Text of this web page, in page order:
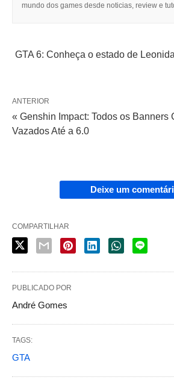
mundo dos games desde noticias, review e
GTA 6: Conheça o estado de
ANTERIOR
« Genshin Impact: Todos os Banners
Vazados Até a 6.0
Deixe um
COMPARTILHAR
PUBLICADO POR
André Gomes
TAGS:
GTA